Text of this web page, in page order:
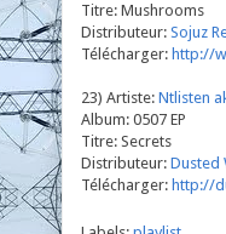
Titre: Mushrooms
Distributeur: Sojuz
Télécharger: http://
23) Artiste: Ntlisten
Album: 0507 EP
Titre: Secrets
Distributeur: Dusted
Télécharger: http://